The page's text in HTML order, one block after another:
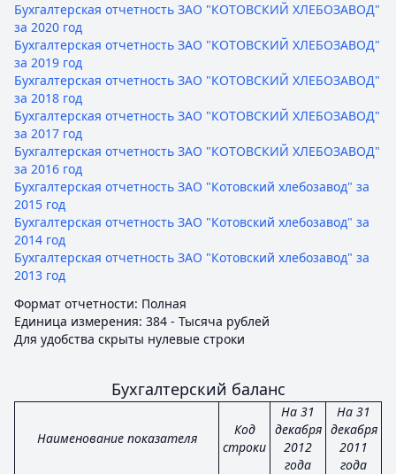
Бухгалтерская отчетность ЗАО "КОТОВСКИЙ ХЛЕБОЗАВОД"
за 2020 год
Бухгалтерская отчетность ЗАО "КОТОВСКИЙ ХЛЕБОЗАВОД"
за 2019 год
Бухгалтерская отчетность ЗАО "КОТОВСКИЙ ХЛЕБОЗАВОД"
за 2018 год
Бухгалтерская отчетность ЗАО "КОТОВСКИЙ ХЛЕБОЗАВОД"
за 2017 год
Бухгалтерская отчетность ЗАО "КОТОВСКИЙ ХЛЕБОЗАВОД"
за 2016 год
Бухгалтерская отчетность ЗАО "Котовский хлебозавод" за
2015 год
Бухгалтерская отчетность ЗАО "Котовский хлебозавод" за
2014 год
Бухгалтерская отчетность ЗАО "Котовский хлебозавод" за
2013 год
Формат отчетности: Полная
Единица измерения: 384 - Тысяча рублей
Для удобства скрыты нулевые строки
Бухгалтерский баланс
Наименование показателя
Код
строки
На 31
декабря
2012
года
На 31
декабря
2011
года